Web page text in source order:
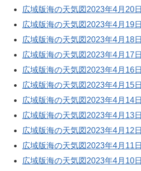
広域版海の天気図2023年4月20日
広域版海の天気図2023年4月19日
広域版海の天気図2023年4月18日
広域版海の天気図2023年4月17日
広域版海の天気図2023年4月16日
広域版海の天気図2023年4月15日
広域版海の天気図2023年4月14日
広域版海の天気図2023年4月13日
広域版海の天気図2023年4月12日
広域版海の天気図2023年4月11日
広域版海の天気図2023年4月10日